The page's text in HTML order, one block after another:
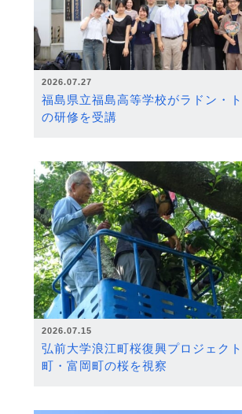
2026.07.27
福島県立福島高等学校がラドン・
の研修を受講
2026.07.15
弘前大学浪江町桜復興プロジェク
町・富岡町の桜を視察